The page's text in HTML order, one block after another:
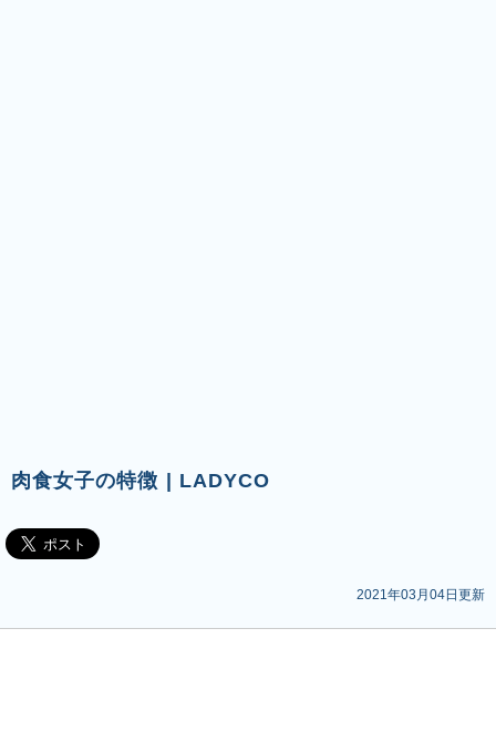
肉食女子の特徴 | LADYCO
2021年03月04日更新